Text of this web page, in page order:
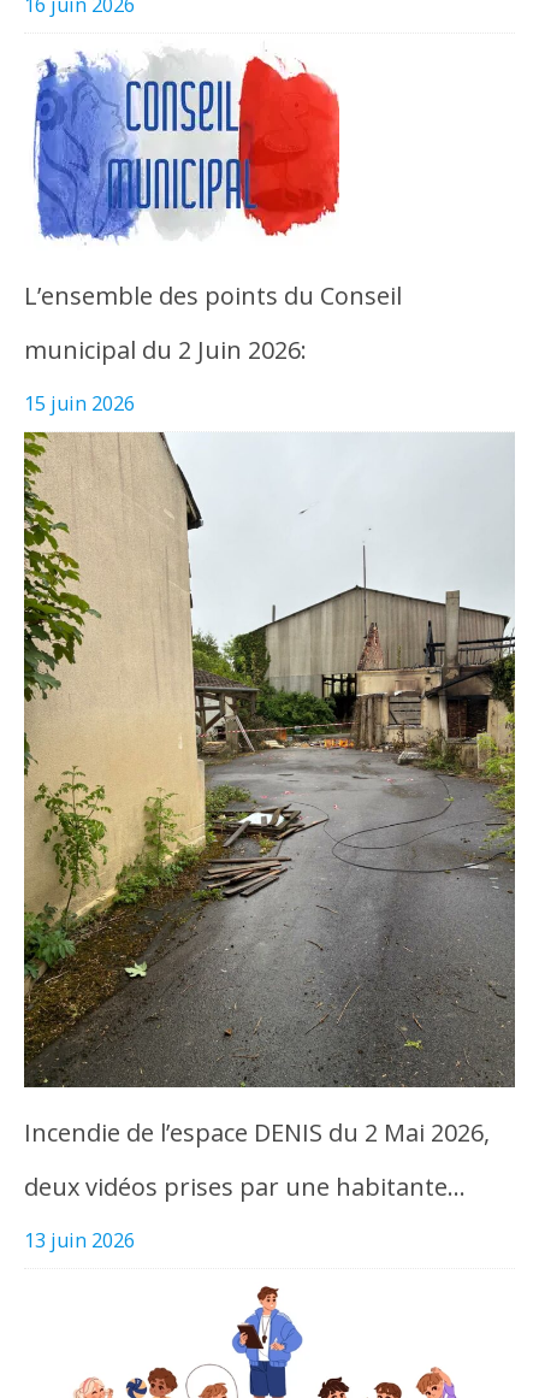
L’ensemble des points du Conseil
municipal du 2 Juin 2026:
15 juin 2026
Incendie de l’espace DENIS du 2 Mai 2026,
deux vidéos prises par une habitante…
13 juin 2026